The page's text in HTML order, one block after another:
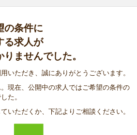
の条件に
る求人が
りませんでした。
いただき、誠にありがとうございます。
現在、公開中の求人ではご希望の条件の
た。
いただくか、下記よりご相談ください。